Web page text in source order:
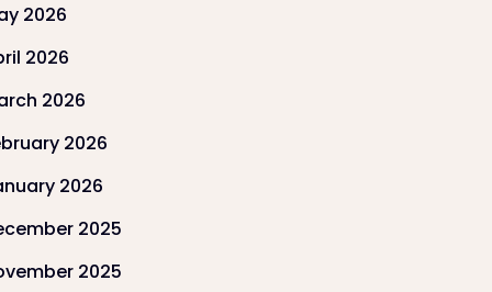
2026
2026
2026
2026
2026
2025
2025